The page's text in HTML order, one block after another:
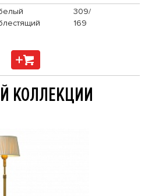
309/
169
КОЛЛЕКЦИИ